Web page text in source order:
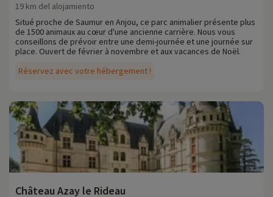
Réservez avec votre hébergement !
19 km del alojamiento
Situé proche de Saumur en Anjou, ce parc animalier présente plus
de 1500 animaux au cœur d'une ancienne carrière. Nous vous
conseillons de prévoir entre une demi-journée et une journée sur
place. Ouvert de février à novembre et aux vacances de Noël.
Château Azay le Rideau